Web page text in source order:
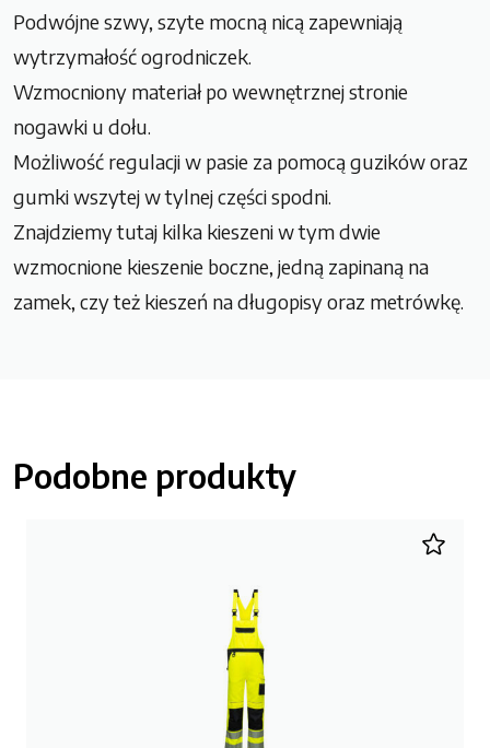
Podwójne szwy, szyte mocną nicą zapewniają
wytrzymałość ogrodniczek.
Wzmocniony materiał po wewnętrznej stronie
nogawki u dołu.
Możliwość regulacji w pasie za pomocą guzików oraz
gumki wszytej w tylnej części spodni.
Znajdziemy tutaj kilka kieszeni w tym dwie
wzmocnione kieszenie boczne, jedną zapinaną na
zamek, czy też kieszeń na długopisy oraz metrówkę.
Podobne produkty